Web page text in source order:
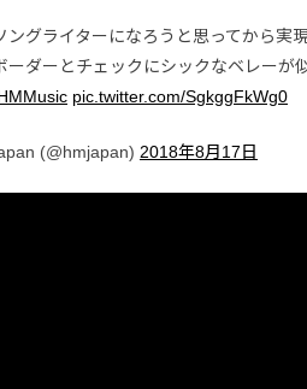
ングライターになろうと思ってから実
ーダーとチェックにシックなベレーが
pic.twitter.com/SgkggFkWg0
(@hmjapan) 2018年8月17日